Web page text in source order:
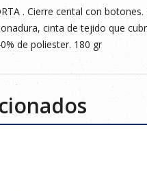
. Cierre cental con
cinta de tejido que
de poliester. 180 gr